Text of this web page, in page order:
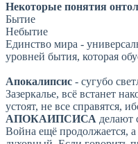
Некоторые понятия
Бытие
Небытие
Единство мира -
уровней бытия, которая
Апокалипсис - сугубо
Зазеркалье, всё встанет
устоят, не все справятся,
АПОКАИПСИСА делают
Война ещё продолжается,